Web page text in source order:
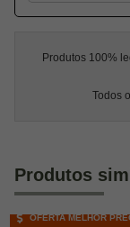
Produtos 100%
Todos
Produtos
OFERTA MELHOR